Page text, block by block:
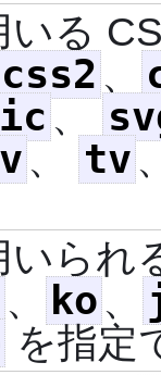
いる
css2、
、
、tv
いられ
、 ko、
を指定